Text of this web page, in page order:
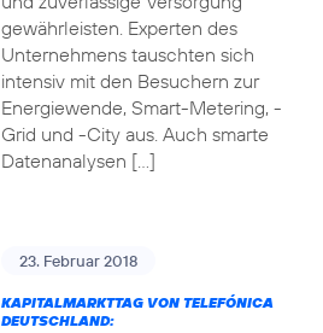
gewährleisten. Experten des
Unternehmens tauschten sich
intensiv mit den Besuchern zur
Energiewende, Smart-Metering, -
Grid und -City aus. Auch smarte
Datenanalysen […]
23. Februar 2018
KAPITALMARKTTAG VON TELEFÓNICA
DEUTSCHLAND: